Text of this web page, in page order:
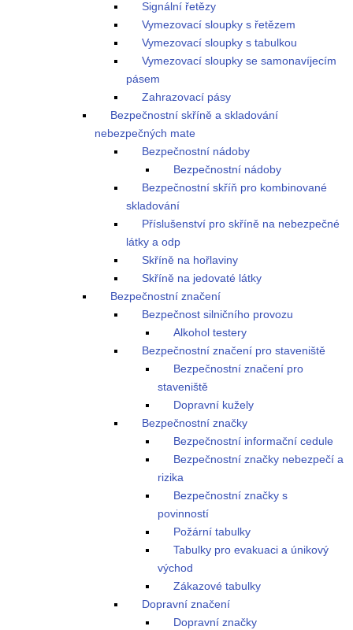
Signální řetězy
Vymezovací sloupky s řetězem
Vymezovací sloupky s tabulkou
Vymezovací sloupky se samonavíjecím
pásem
Zahrazovací pásy
Bezpečnostní skříně a skladování
nebezpečných mate
Bezpečnostní nádoby
Bezpečnostní nádoby
Bezpečnostní skříň pro kombinované
skladování
Příslušenství pro skříně na nebezpečné
látky a odp
Skříně na hořlaviny
Skříně na jedovaté látky
Bezpečnostní značení
Bezpečnost silničního provozu
Alkohol testery
Bezpečnostní značení pro staveniště
Bezpečnostní značení pro
staveniště
Dopravní kužely
Bezpečnostní značky
Bezpečnostní informační cedule
Bezpečnostní značky nebezpečí a
rizika
Bezpečnostní značky s
povinností
Požární tabulky
Tabulky pro evakuaci a únikový
východ
Zákazové tabulky
Dopravní značení
Dopravní značky